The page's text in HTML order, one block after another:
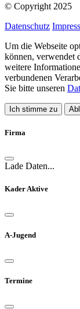
© Copyright 2025
Datenschutz
Um die Webseite
können, verwendet
weitere
verbundenen
Sie bitte unseren
Ich stimme zu
Firma
Lade Daten...
Kader Aktive
A-Jugend
Termine